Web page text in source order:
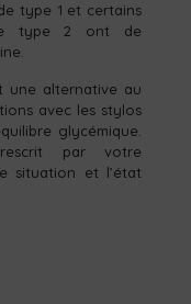
type 1 et certains
type 2 ont de
une alternative au
avec les stylos
glycémique.
par votre
situation et l’état